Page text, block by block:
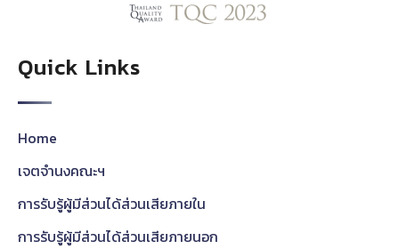
Quick Links
Home
เจตจำนงคณะฯ
การรับรู้ผู้มีส่วนได้ส่วนเสียภายใน
การรับรู้ผู้มีส่วนได้ส่วนเสียภายนอก